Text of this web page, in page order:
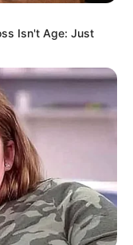
Isn't Age: Just